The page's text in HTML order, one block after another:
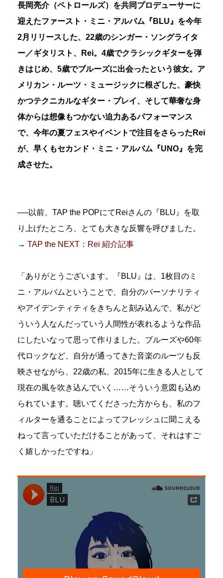
長岡亮介（ペトロールズ）を共同プロデューサーに
迎えたファースト・ミニ・アルバム『BLU』を今年
2月リリースした、22歳のシンガー・ソングライタ
ー／ギタリスト、Rei。4歳でクラシックギターを弾
きはじめ、5歳でブルーズに出会ったという彼女。ア
メリカン・ルーツ・ミュージックに根ざした、豪快
かつテクニカルなギター・プレイ、そして華奢な身
体からは想像もつかない迫力あるパフォーマンス
で、今年の夏フェスやイベントで注目をさらったRei
が、早くもセカンド・ミニ・アルバム『UNO』を完
成させた。
──以前、TAP the POPにてReiさんの『BLU』を取
り上げたところ、とても大きな反響を呼びました。
→ TAP the NEXT：Rei 紹介記事
「ありがとうございます。『BLU』は、1枚目のミ
ニ・アルバムということで、自分のパーソナリティ
やアイデンティティをきちんと刻み込んで、私がど
ういう人なんだっていう人間性が表れるような作品
にしたいなって思って作りました。ブルーズや60年
代ロックなど、自分が通ってきた音楽のルーツも反
映させながら、22歳の私、2015年に生きる人として
現在の風を吹き込んでいく……そういう意図も込め
られています。聴いてくださった方からも、私のフ
ィルターを通ることによってフレッシュに聞こえる
ねって言っていただけることがあって、それはすご
く嬉しかったですね」